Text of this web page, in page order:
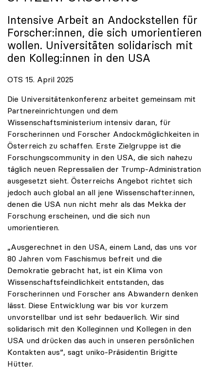
Intensive Arbeit an Andockstellen für
Forscher:innen, die sich umorientieren
wollen. Universitäten solidarisch mit
den Kolleg:innen in den USA
OTS 15. April 2025
Die Universitätenkonferenz arbeitet gemeinsam mit
Partnereinrichtungen und dem
Wissenschaftsministerium intensiv daran, für
Forscherinnen und Forscher Andockmöglichkeiten in
Österreich zu schaffen. Erste Zielgruppe ist die
Forschungscommunity in den USA, die sich nahezu
täglich neuen Repressalien der Trump-Administration
ausgesetzt sieht. Österreichs Angebot richtet sich
jedoch auch global an all jene Wissenschafter:innen,
denen die USA nun nicht mehr als das Mekka der
Forschung erscheinen, und die sich nun
umorientieren.
„Ausgerechnet in den USA, einem Land, das uns vor
80 Jahren vom Faschismus befreit und die
Demokratie gebracht hat, ist ein Klima von
Wissenschaftsfeindlichkeit entstanden, das
Forscherinnen und Forscher ans Abwandern denken
lässt. Diese Entwicklung war bis vor kurzem
unvorstellbar und ist sehr bedauerlich. Wir sind
solidarisch mit den Kolleginnen und Kollegen in den
USA und drücken das auch in unseren persönlichen
Kontakten aus“, sagt uniko-Präsidentin Brigitte
Hütter.